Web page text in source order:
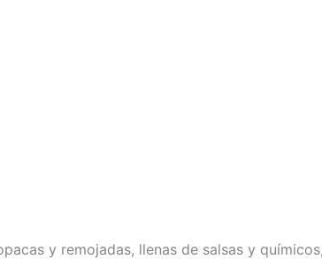
y remojadas, llenas de salsas y